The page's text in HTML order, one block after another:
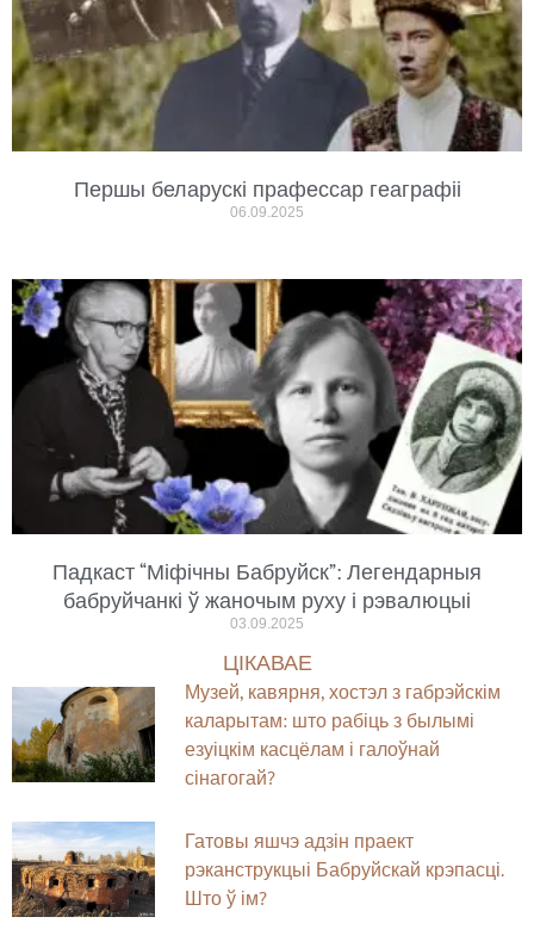
Першы беларускі прафессар геаграфіі
06.09.2025
Падкаст “Міфічны Бабруйск”: Легендарныя
бабруйчанкі ў жаночым руху і рэвалюцыі
03.09.2025
ЦІКАВАЕ
Музей, кавярня, хостэл з габрэйскім
каларытам: што рабіць з былымі
езуіцкім касцёлам і галоўнай
сінагогай?
Гатовы яшчэ адзін праект
рэканструкцыі Бабруйскай крэпасці.
Што ў ім?